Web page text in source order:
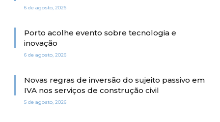
6 de agosto, 2026
Porto acolhe evento sobre tecnologia e
inovação
6 de agosto, 2026
Novas regras de inversão do sujeito passivo em
IVA nos serviços de construção civil
5 de agosto, 2026